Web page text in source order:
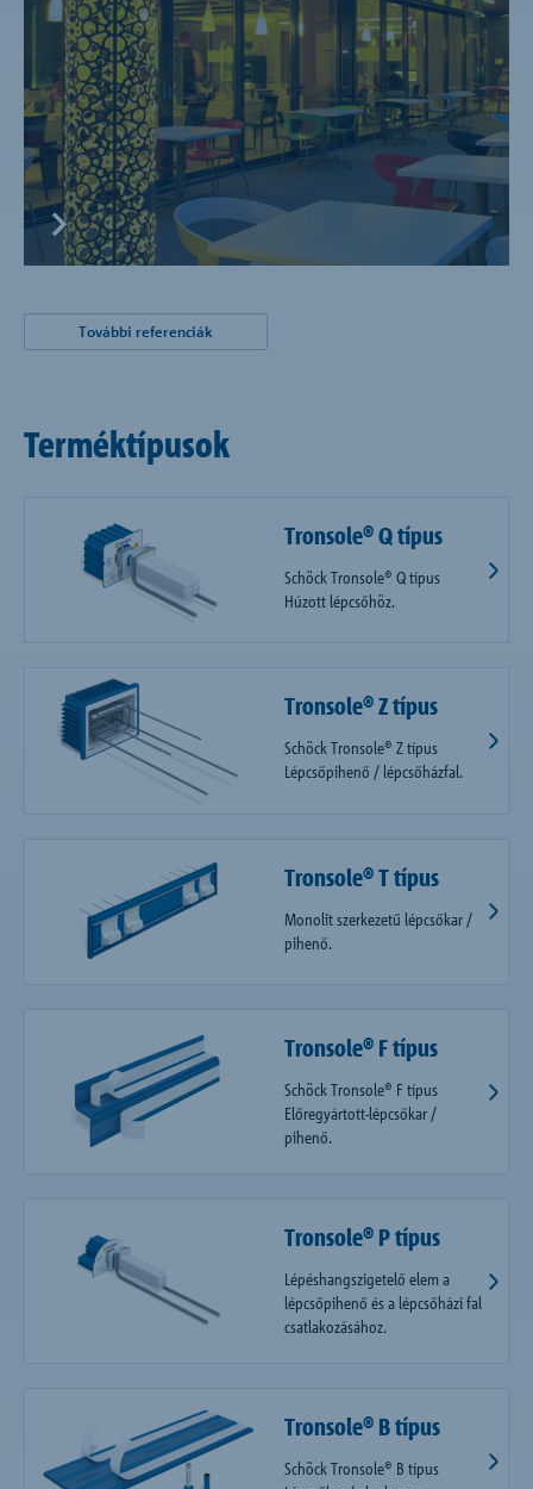
További referenciák
Terméktípusok
Tronsole® Q típus
Schöck Tronsole® Q típus
Húzott lépcsőhöz.
Tronsole® Z típus
Schöck Tronsole® Z típus
Lépcsőpihenő / lépcsőházfal.
Tronsole® T típus
Monolit szerkezetű lépcsőkar /
pihenő.
Tronsole® F típus
Schöck Tronsole® F típus
Előregyártott-lépcsőkar /
pihenő.
Tronsole® P típus
Lépéshangszigetelő elem a
lépcsőpihenő és a lépcsőházi fal
csatlakozásához.
Tronsole® B típus
Schöck Tronsole® B típus